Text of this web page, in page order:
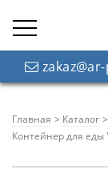
Главная Каталог
Контейнер для еды